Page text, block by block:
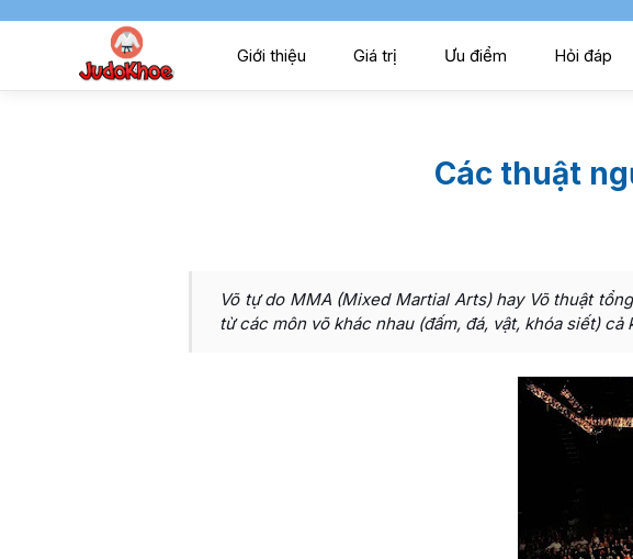
Giới thiệu Giá trị Ưu điểm Hỏi đáp
Các thuật
Võ tự do MMA (Mixed Martial Arts) hay Võ thuật
từ các môn võ khác nhau (đấm, đá, vật, khóa siết)